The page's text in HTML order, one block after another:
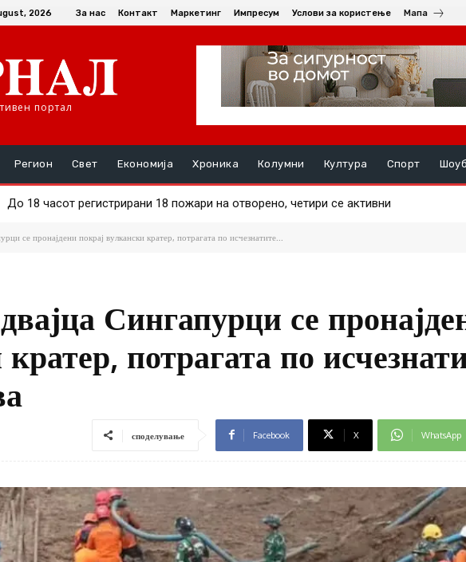
2026 За нас Контакт Маркетинг Импресум Услови за користење Мапа
портал
Регион Свет Економија Хроника Колумни Култура Спорт
До 18 часот регистрирани 18 пожари на отворено, четири се активни
74-годишен кривопаланчанец уапсен во Кратово – возел без да има положено
се пронајдени покрај вулкански кратер, потрагата по исчезнатите...
Сингапурци се
потрагата по
споделување Facebook X WhatsApp